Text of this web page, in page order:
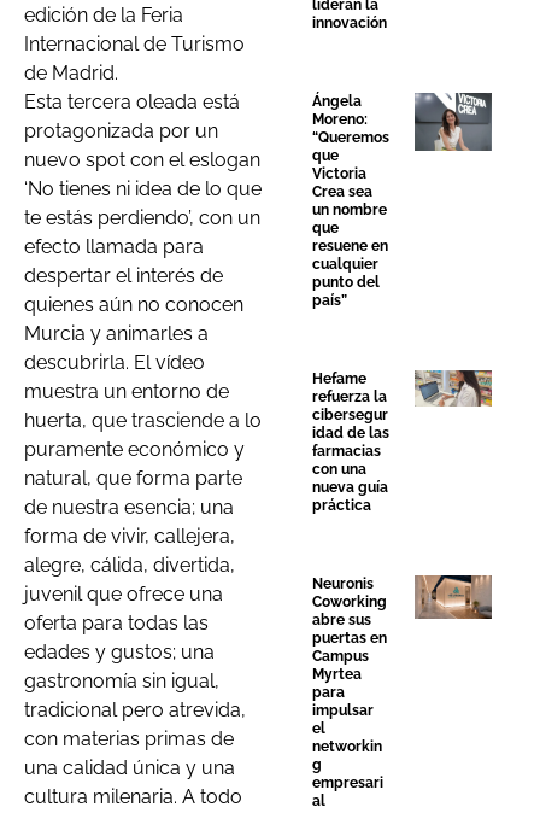
edición de la Feria
Internacional de Turismo
de Madrid.
Esta tercera oleada está
protagonizada por un
nuevo spot con el eslogan
‘No tienes ni idea de lo que
te estás perdiendo’, con un
efecto llamada para
despertar el interés de
quienes aún no conocen
Murcia y animarles a
descubrirla. El vídeo
muestra un entorno de
huerta, que trasciende a lo
puramente económico y
natural, que forma parte
de nuestra esencia; una
forma de vivir, callejera,
alegre, cálida, divertida,
juvenil que ofrece una
oferta para todas las
edades y gustos; una
gastronomía sin igual,
tradicional pero atrevida,
con materias primas de
una calidad única y una
cultura milenaria. A todo
lideran la
innovación
Ángela
Moreno:
“Queremos
que
Victoria
Crea sea
un nombre
que
resuene en
cualquier
punto del
país”
Hefame
refuerza la
cibersegur
idad de las
farmacias
con una
nueva guía
práctica
Neuronis
Coworking
abre sus
puertas en
Campus
Myrtea
para
impulsar
el
networkin
g
empresari
al